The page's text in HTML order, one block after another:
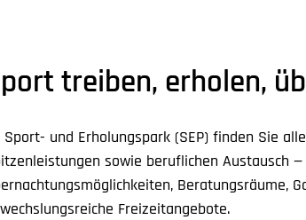
treiben, erholen,
Sport- und Erholungspark (SEP) finden Sie
sowie beruflichen Austausch
Beratungsräume,
Freizeitangebote.